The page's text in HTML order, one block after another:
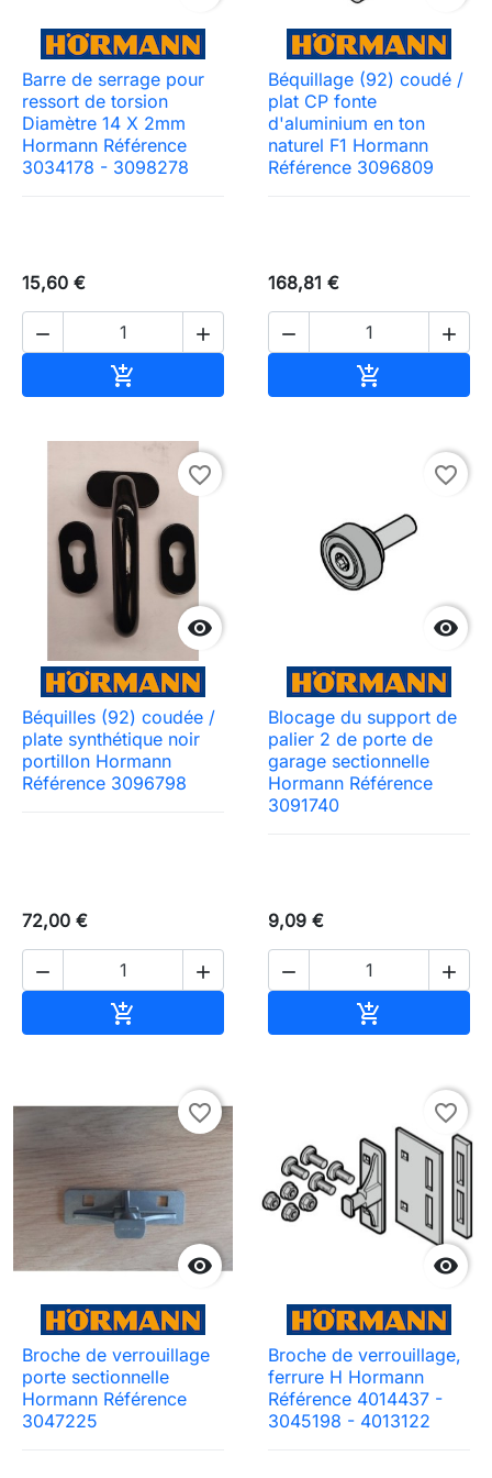
Barre de serrage pour
ressort de torsion
Diamètre 14 X 2mm
Hormann Référence
3034178 - 3098278
15,60 €
 

Béquillage (92) coudé /
plat CP fonte
d'aluminium en ton
naturel F1 Hormann
Référence 3096809
168,81 €
 


favorite_border
Béquilles (92) coudée /
plate synthétique noir
portillon Hormann
Référence 3096798
72,00 €
 


favorite_border
Blocage du support de
palier 2 de porte de
garage sectionnelle
Hormann Référence
3091740
9,09 €
 


favorite_border
Broche de verrouillage
porte sectionnelle
Hormann Référence
3047225

favorite_border
Broche de verrouillage,
ferrure H Hormann
Référence 4014437 -
3045198 - 4013122